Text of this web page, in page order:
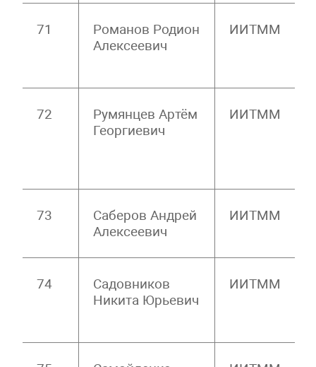
71
Романов Родион
Алексеевич
ИИТММ
72
Румянцев Артём
Георгиевич
ИИТММ
73
Саберов Андрей
Алексеевич
ИИТММ
74
Садовников
Никита Юрьевич
ИИТММ